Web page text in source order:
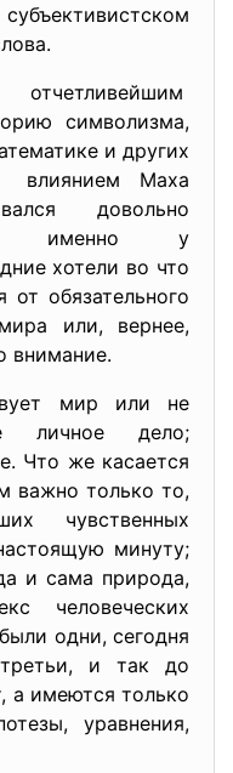
символизма,
и других
Маха
довольно
именно у
хотели во что
обязательного
или, вернее,
внимание.
мир или не
личное дело;
Что же касается
важно только то,
чувственных
минуту;
и сама природа,
человеческих
одни, сегодня
и так до
а имеются только
уравнения,